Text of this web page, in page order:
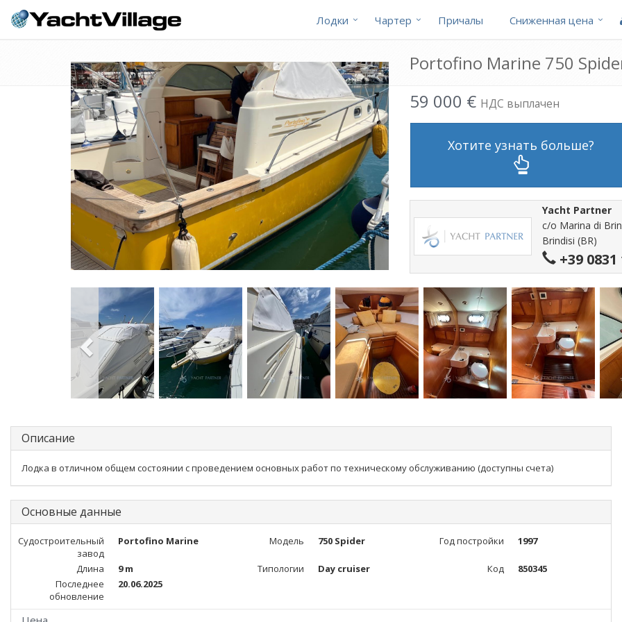
Лодки Чартер Причалы Cниженная цена
Portofino Marine 750
59 000 € НДС выплачен
Хотите узнать больше?
Yacht Partner
c/o Marina di
Brindisi (BR)
+39 0831
Описание
Лодка в отличном общем состоянии с проведением основных работ по техническому обслуживанию (доступны счета)
Основные данные
Судостроительный
завод
Portofino Marine Модель 750 Spider Год постройки 1997
Длина 9 m Типологии Day cruiser Код
850345
Последнее
обновление
20.06.2025